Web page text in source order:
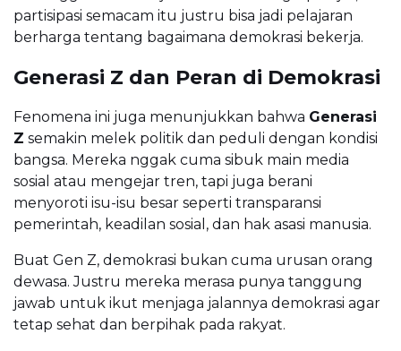
partisipasi semacam itu justru bisa jadi pelajaran
berharga tentang bagaimana demokrasi bekerja.
Generasi Z dan Peran di Demokrasi
Fenomena ini juga menunjukkan bahwa Generasi
Z semakin melek politik dan peduli dengan kondisi
bangsa. Mereka nggak cuma sibuk main media
sosial atau mengejar tren, tapi juga berani
menyoroti isu-isu besar seperti transparansi
pemerintah, keadilan sosial, dan hak asasi manusia.
Buat Gen Z, demokrasi bukan cuma urusan orang
dewasa. Justru mereka merasa punya tanggung
jawab untuk ikut menjaga jalannya demokrasi agar
tetap sehat dan berpihak pada rakyat.